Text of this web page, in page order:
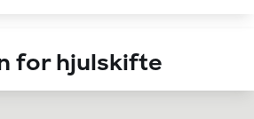
for hjulskifte